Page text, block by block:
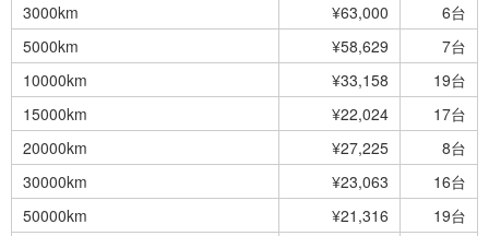
3000km
¥63,000
6台
5000km
¥58,629
7台
10000km
¥33,158
19台
15000km
¥22,024
17台
20000km
¥27,225
8台
30000km
¥23,063
16台
50000km
¥21,316
19台